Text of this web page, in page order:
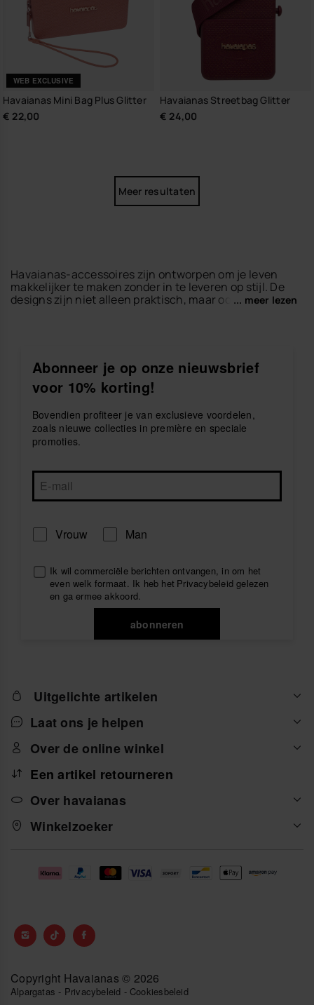
WEB EXCLUSIVE
Havaianas Mini Bag Plus Glitter
€ 22,00
Havaianas Streetbag Glitter
€ 24,00
Meer resultaten
Havaianas-accessoires zijn ontworpen om je leven
makkelijker te maken zonder in te leveren op stijl. De
designs zijn niet alleen praktisch, maar ook helemaal
prints voor dagen aan het strand of zwembad,
sleutelhangersom je essentials altijd bij de hand te
houden,shopping bagsmet genoeg ruimte voor al je
opblaasfiguren
zonnige dagen te genieten.
Geïnspireerd door de Braziliaanse spirit combineren
havaianas-accessoires comfort, functionaliteit en
zomaar een merk, het is een lifestyle.
... meer lezen
Abonneer je op onze nieuwsbrief
voor 10% korting!
Bovendien profiteer je van exclusieve voordelen,
zoals nieuwe collecties in première en speciale
promoties.
Vrouw Man
Ik wil commerciële berichten ontvangen, in om het
even welk formaat. Ik heb het Privacybeleid gelezen
en ga ermee akkoord.
abonneren
Uitgelichte artikelen
Laat ons je helpen
Over de online winkel
Een artikel retourneren
Over havaianas
Winkelzoeker
Copyright Havaianas © 2026
Alpargatas - Privacybeleid - Cookiesbeleid